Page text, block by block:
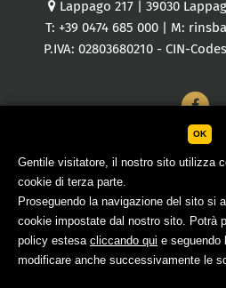
Lappago 217 39030
T: +39 0474 685 000 | M:
P.IVA: 02803680210 - CIN-
RINSBACHERHOF S.a.s. di
concept by
OK
Gentile visitatore, il nostro sito utilizza
cookie di terza parte.
Proseguendo la navigazione del sito si
cookie impostate dal nostro sito. Potrà
policy estesa cliccando qui e seguendo
modificare anche successivamente le